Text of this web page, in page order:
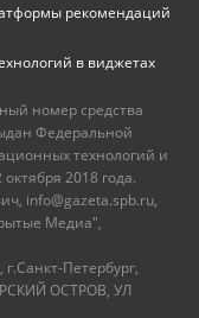
рекомендаций
в виджетах
номер средства
Федеральной
технологий и
2018 года.
info@gazeta.spb.ru,
Медиа",
Петербург,
ОСТРОВ, УЛ